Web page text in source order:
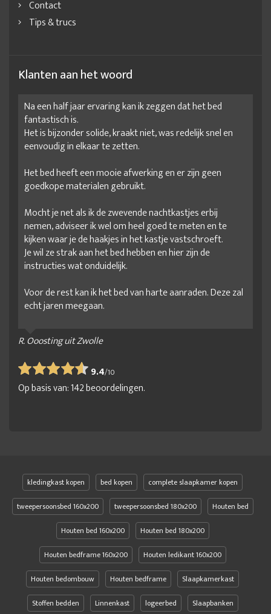
Contact
Tips & trucs
Klanten aan het woord
Na een half jaar ervaring kan ik zeggen dat het bed
fantastisch is.
Het is bijzonder solide, kraakt niet, was redelijk snel en
eenvoudig in elkaar te zetten.
Het bed heeft een mooie afwerking en er zijn geen
goedkope materialen gebruikt.
Mocht je net als ik de zwevende nachtkastjes erbij
nemen, adviseer ik wel om heel goed te meten en te
kijken waar je de haakjes in het kastje vastschroeft.
Je wil ze strak aan het bed hebben en hier zijn de
instructies wat onduidelijk.
Voor de rest kan ik het bed van harte aanraden. Deze zal
echt jaren meegaan.
R. Ooosting uit Zwolle
9.4/10
Op basis van:142beoordelingen.
kledingkast kopen bed kopen
complete slaapkamer kopen
tweepersoonsbed 160x200
tweepersoonsbed 180x200
Houten bed
Houten bed 160x200
Houten bed 180x200
Houten bedframe 160x200
Houten ledikant 160x200
Houten bedombouw
Houten bedframe
Slaapkamerkast
Stoffen bedden
Linnenkast logeerbed Slaapbanken